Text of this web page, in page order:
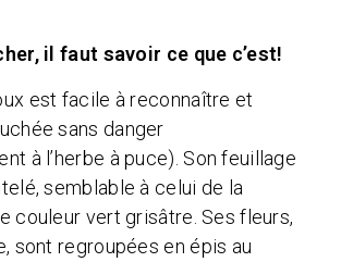
il faut savoir ce que c’est!
est facile à reconnaître et
sans danger
à l’herbe à puce). Son feuillage
semblable à celui de la
couleur vert grisâtre. Ses fleurs,
sont regroupées en épis au